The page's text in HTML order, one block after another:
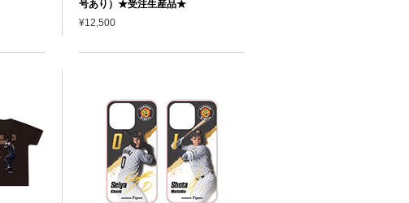
号あり）★受注生産品★
¥12,500